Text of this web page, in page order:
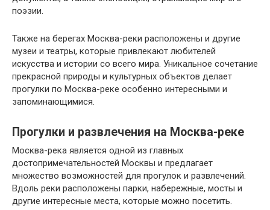
поэзии.
Также на берегах Москва-реки расположены и другие
музеи и театры, которые привлекают любителей
искусства и истории со всего мира. Уникальное сочетание
прекрасной природы и культурных объектов делает
прогулки по Москва-реке особенно интересными и
запоминающимися.
Прогулки и развлечения на Москва-реке
Москва-река является одной из главных
достопримечательностей Москвы и предлагает
множество возможностей для прогулок и развлечений.
Вдоль реки расположены парки, набережные, мосты и
другие интересные места, которые можно посетить.